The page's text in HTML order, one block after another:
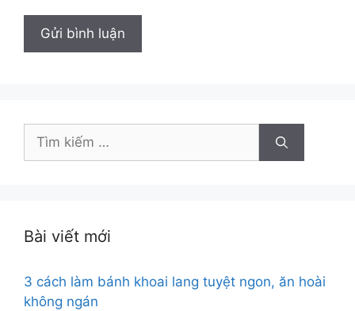
Tìm
Bài viết mới
3 cách làm bánh khoai lang tuyệt ngon, ăn hoài
không ngán